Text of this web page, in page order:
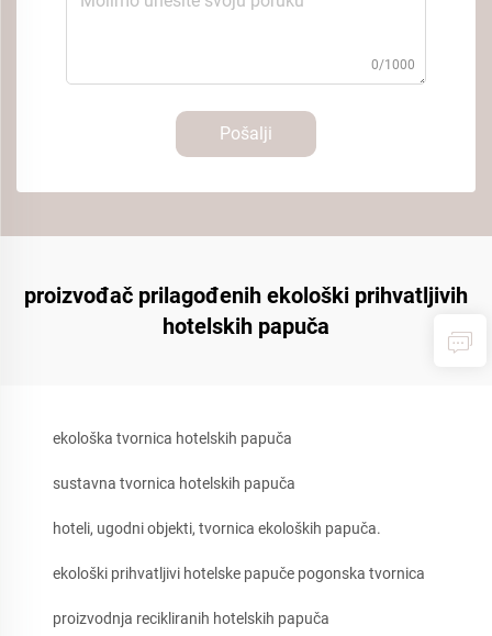
0/1000
Pošalji
proizvođač prilagođenih ekološki prihvatljivih
hotelskih papuča
ekološka tvornica hotelskih papuča
sustavna tvornica hotelskih papuča
hoteli, ugodni objekti, tvornica ekoloških papuča.
ekološki prihvatljivi hotelske papuče pogonska tvornica
proizvodnja recikliranih hotelskih papuča